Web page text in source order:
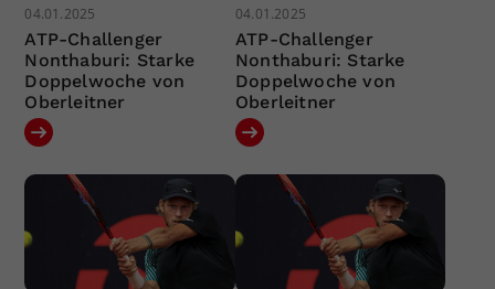
04.01.2025
ATP-Challenger
Nonthaburi: Starke
Doppelwoche von
Oberleitner
04.01.2025
ATP-Challenger
Nonthaburi: Starke
Doppelwoche von
Oberleitner